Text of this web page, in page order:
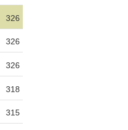
326
326
326
318
315